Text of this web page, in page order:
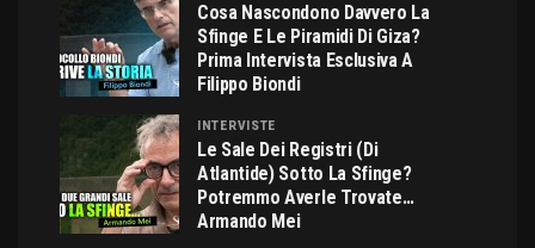
Cosa Nascondono Davvero La
Sfinge E Le Piramidi Di Giza?
Prima Intervista Esclusiva A
Filippo Biondi
INTERVISTE
Le Sale Dei Registri (di
Atlantide) Sotto La Sfinge?
Potremmo Averle Trovate…
Armando Mei